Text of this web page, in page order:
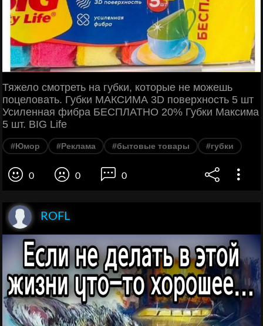
Тяжело смотреть на губки, которые не можешь
поцеловать. Губки МАКСИМА 3D поверхность 5 шт
Усиленная фибра БЕСПЛАТНО 20% Губки Максима
5 шт. BIG Life
#Юмор #Реклама #бытовые товары #губки
0 0 0
ROFL